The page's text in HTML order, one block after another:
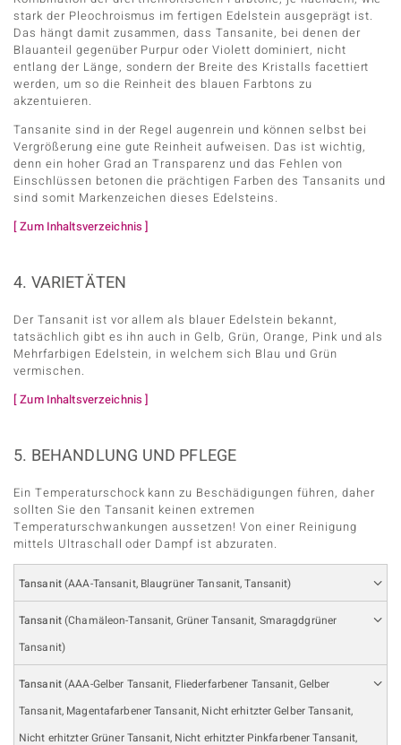
stark der Pleochroismus im fertigen Edelstein ausgeprägt ist.
Das hängt damit zusammen, dass Tansanite, bei denen der
Blauanteil gegenüber Purpur oder Violett dominiert, nicht
entlang der Länge, sondern der Breite des Kristalls facettiert
werden, um so die Reinheit des blauen Farbtons zu
akzentuieren.
Tansanite sind in der Regel augenrein und können selbst bei
Vergrößerung eine gute Reinheit aufweisen. Das ist wichtig,
denn ein hoher Grad an Transparenz und das Fehlen von
Einschlüssen betonen die prächtigen Farben des Tansanits und
sind somit Markenzeichen dieses Edelsteins.
[ Zum Inhaltsverzeichnis ]
4. VARIETÄTEN
Der Tansanit ist vor allem als blauer Edelstein bekannt,
tatsächlich gibt es ihn auch in Gelb, Grün, Orange, Pink und als
Mehrfarbigen Edelstein, in welchem sich Blau und Grün
vermischen.
[ Zum Inhaltsverzeichnis ]
5. BEHANDLUNG UND PFLEGE
Ein Temperaturschock kann zu Beschädigungen führen, daher
sollten Sie den Tansanit keinen extremen
Temperaturschwankungen aussetzen! Von einer Reinigung
mittels Ultraschall oder Dampf ist abzuraten.
Tansanit(AAA-Tansanit, Blaugrüner Tansanit, Tansanit)
Behandlung
Erhitzen
Erklärung
Angewandt zur Verbesserung oder zum Hervorrufen der
gewünschten Farbe
Tansanit(Chamäleon-Tansanit, Grüner Tansanit, Smaragdgrüner
Tansanit)
Behandlung
Tansanit(AAA-Gelber Tansanit, Fliederfarbener Tansanit, Gelber
Tansanit, Magentafarbener Tansanit, Nicht erhitzter Gelber Tansanit,
Nicht erhitzter Grüner Tansanit, Nicht erhitzter Pinkfarbener Tansanit,